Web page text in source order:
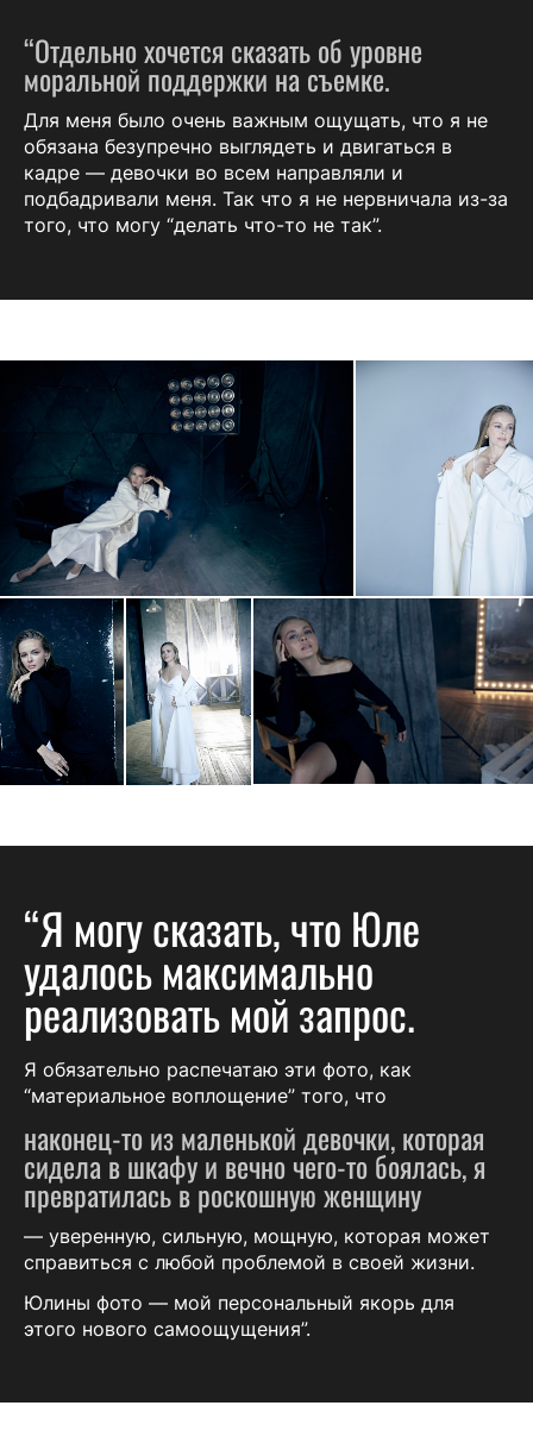
“Отдельно хочется сказать об уровне
моральной поддержки на съемке.
Для меня было очень важным ощущать, что я не
обязана безупречно выглядеть и двигаться в
кадре — девочки во всем направляли и
подбадривали меня. Так что я не нервничала из-за
того, что могу “делать что-то не так”.
“Я могу сказать, что Юле
удалось максимально
реализовать мой запрос.
Я обязательно распечатаю эти фото, как
“материальное воплощение” того, что
наконец-то из маленькой девочки, которая
сидела в шкафу и вечно чего-то боялась, я
превратилась в роскошную женщину
— уверенную, сильную, мощную, которая может
справиться с любой проблемой в своей жизни.
Юлины фото — мой персональный якорь для
этого нового самоощущения”.